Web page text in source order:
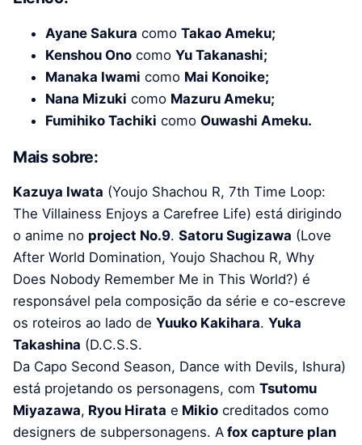
Ayane Sakura como Takao Ameku;
Kenshou Ono como Yu Takanashi;
Manaka Iwami como Mai Konoike;
Nana Mizuki como Mazuru Ameku;
Fumihiko Tachiki como Ouwashi Ameku.
Mais sobre:
Kazuya Iwata (Youjo Shachou R, 7th Time Loop:
The Villainess Enjoys a Carefree Life) está dirigindo
o anime no project No.9. Satoru Sugizawa (Love
After World Domination, Youjo Shachou R, Why
Does Nobody Remember Me in This World?) é
responsável pela composição da série e co-escreve
os roteiros ao lado de Yuuko Kakihara. Yuka
Takashina (D.C.S.S.
Da Capo Second Season, Dance with Devils, Ishura)
está projetando os personagens, com Tsutomu
Miyazawa, Ryou Hirata e Mikio creditados como
designers de subpersonagens. A fox capture plan